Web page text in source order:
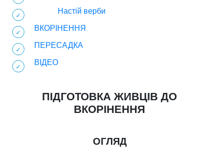
Настій верби
ВКОРІНЕННЯ
ПЕРЕСАДКА
ВІДЕО
ПІДГОТОВКА ЖИВЦІВ ДО
ВКОРІНЕННЯ
ОГЛЯД